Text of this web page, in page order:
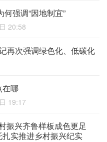
强调“因地制宜”
20:58
再次强调绿色化、低碳化
在哪
19:17
振兴齐鲁样板成色更足
实推进乡村振兴纪实